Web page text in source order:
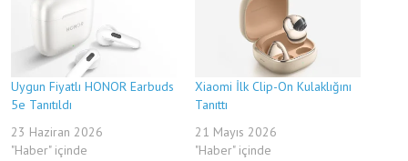
Uygun Fiyatlı HONOR Earbuds
5e Tanıtıldı
23 Haziran 2026
"Haber" içinde
Xiaomi İlk Clip-On Kulaklığını
Tanıttı
21 Mayıs 2026
"Haber" içinde